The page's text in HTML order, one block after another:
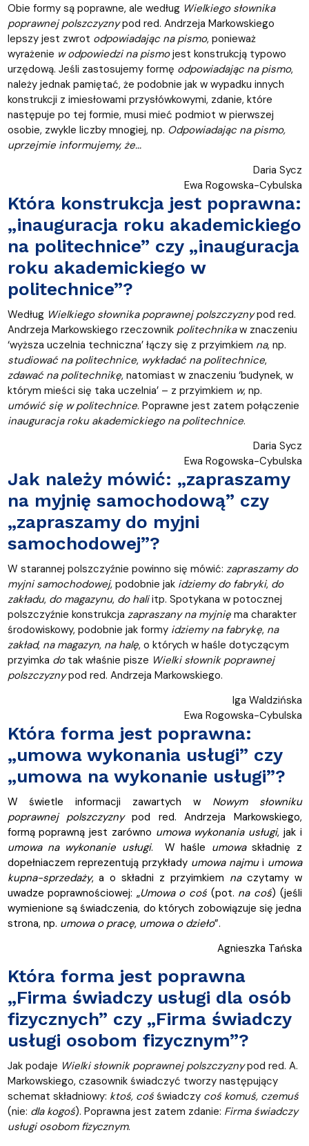
Obie formy są poprawne, ale według Wielkiego słownika
poprawnej polszczyznypod red. Andrzeja Markowskiego
lepszy jest zwrot odpowiadając na pismo, ponieważ
wyrażenie w odpowiedzi na pismojest konstrukcją typowo
urzędową. Jeśli zastosujemy formę odpowiadając na pismo,
należy jednak pamiętać, że podobnie jak w wypadku innych
konstrukcji z imiesłowami przysłówkowymi, zdanie, które
następuje po tej formie, musi mieć podmiot w pierwszej
osobie, zwykle liczby mnogiej, np. Odpowiadając na pismo,
uprzejmie informujemy, że...
Daria Sycz
Ewa Rogowska-Cybulska
Która konstrukcja jest poprawna:
„inauguracja roku akademickiego
na politechnice” czy „inauguracja
roku akademickiego w
politechnice”?
Według Wielkiego słownika poprawnej polszczyznypod red.
Andrzeja Markowskiego rzeczownik politechnikaw znaczeniu
‘wyższa uczelnia techniczna’ łączy się z przyimkiem na, np.
studiować na politechnice, wykładać na politechnice,
zdawać na politechnikę, natomiast w znaczeniu ‘budynek, w
którym mieści się taka uczelnia’ – z przyimkiem w, np.
umówić się w politechnice. Poprawne jest zatem połączenie
inauguracja roku akademickiego na politechnice.
Daria Sycz
Ewa Rogowska-Cybulska
Jak należy mówić: „zapraszamy
na myjnię samochodową” czy
„zapraszamy do myjni
samochodowej”?
W starannej polszczyźnie powinno się mówić: zapraszamy do
myjni samochodowej, podobnie jak idziemy do fabryki, do
zakładu, do magazynu, do haliitp. Spotykana w potocznej
polszczyźnie konstrukcja zapraszany na myjnięma charakter
środowiskowy, podobnie jak formy idziemy na fabrykę, na
zakład, na magazyn, na halę, o których w haśle dotyczącym
przyimka dotak właśnie pisze Wielki słownik poprawnej
polszczyznypod red. Andrzeja Markowskiego.
Iga Waldzińska
Ewa Rogowska-Cybulska
Która forma jest poprawna:
„umowa wykonania usługi” czy
„umowa na wykonanie usługi”?
W świetle informacji zawartych w Nowym słowniku
poprawnej polszczyznypod red. Andrzeja Markowskiego,
formą poprawną jest zarówno umowa wykonania usługi, jak i
umowa na wykonanie usługi. W haśle umowaskładnię z
dopełniaczem reprezentują przykłady umowa najmui umowa
kupna-sprzedaży, a o składni z przyimkiem naczytamy w
uwadze poprawnościowej: „Umowa o coś (pot. na coś) (jeśli
wymienione są świadczenia, do których zobowiązuje się jedna
strona, np. umowa o pracę, umowa o dzieło”.
Agnieszka Tańska
Która forma jest poprawna
„Firma świadczy usługi dla osób
fizycznych” czy „Firma świadczy
usługi osobom fizycznym”?
Jak podaje Wielki słownik poprawnej polszczyznypod red. A.
Markowskiego, czasownik świadczyć tworzy następujący
schemat składniowy: ktoś, cośświadczy coś komuś, czemuś
(nie: dla kogoś). Poprawna jest zatem zdanie: Firma świadczy
usługi osobom fizycznym.